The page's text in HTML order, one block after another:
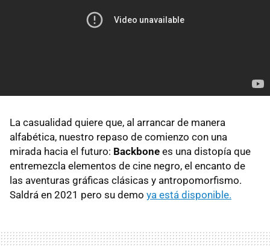
La casualidad quiere que, al arrancar de manera
alfabética, nuestro repaso de comienzo con una
mirada hacia el futuro: Backbone es una distopía que
entremezcla elementos de cine negro, el encanto de
las aventuras gráficas clásicas y antropomorfismo.
Saldrá en 2021 pero su demo ya está disponible.